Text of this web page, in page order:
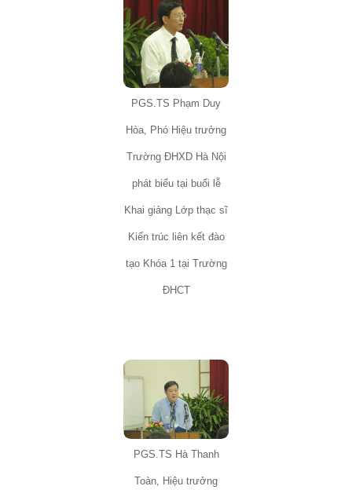
PGS.TS Phạm Duy
Hòa, Phó Hiệu trưởng
Trường ĐHXD Hà Nội
phát biểu tại buổi lễ
Khai giảng Lớp thạc sĩ
Kiến trúc liên kết đào
tạo Khóa 1 tại Trường
ĐHCT
PGS.TS Hà Thanh
Toàn, Hiệu trưởng